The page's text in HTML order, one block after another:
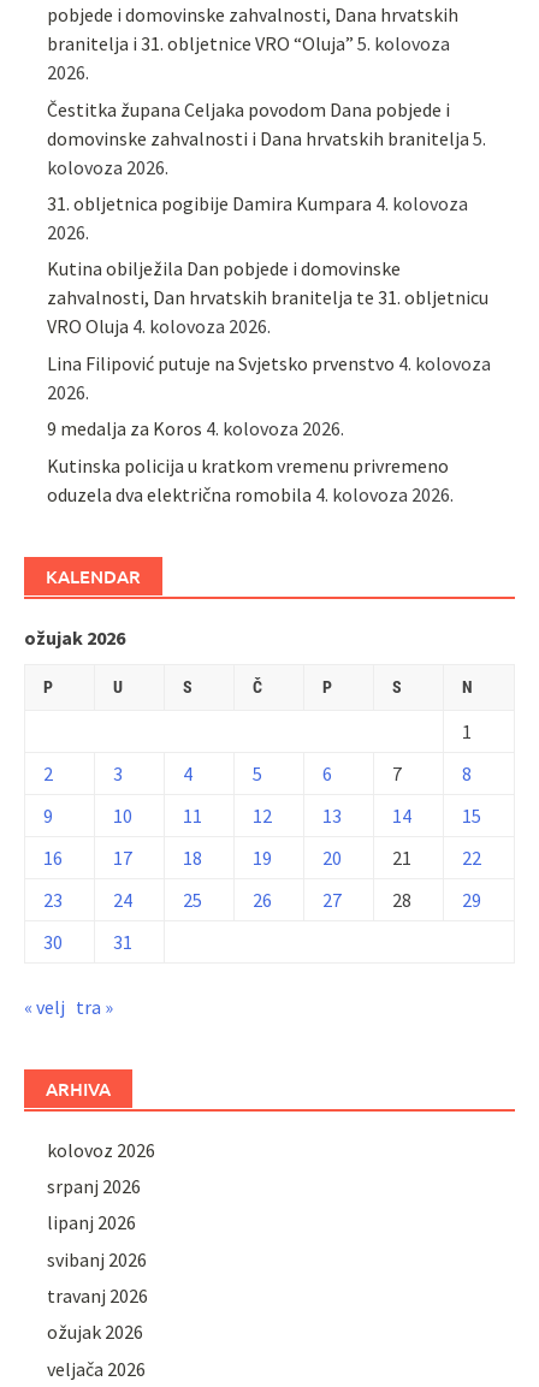
pobjede i domovinske zahvalnosti, Dana hrvatskih
branitelja i 31. obljetnice VRO “Oluja” 5. kolovoza
2026.
Čestitka župana Celjaka povodom Dana pobjede i
domovinske zahvalnosti i Dana hrvatskih branitelja 5.
kolovoza 2026.
31. obljetnica pogibije Damira Kumpara 4. kolovoza
2026.
Kutina obilježila Dan pobjede i domovinske
zahvalnosti, Dan hrvatskih branitelja te 31. obljetnicu
VRO Oluja 4. kolovoza 2026.
Lina Filipović putuje na Svjetsko prvenstvo 4. kolovoza
2026.
9 medalja za Koros 4. kolovoza 2026.
Kutinska policija u kratkom vremenu privremeno
oduzela dva električna romobila 4. kolovoza 2026.
KALENDAR
ožujak 2026
P U S Č P S N
1
2
3 4 5 6 7
8
9
10 11 12 13 14
15
16
17 18 19 20 21
22
23
24 25 26 27 28
29
30
31
« velj tra »
ARHIVA
kolovoz 2026
srpanj 2026
lipanj 2026
svibanj 2026
travanj 2026
ožujak 2026
veljača 2026